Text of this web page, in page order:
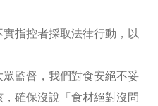
指控者採取法律行動，以
監督，我們對食安絕不妥
確保沒說「食材絕對沒問